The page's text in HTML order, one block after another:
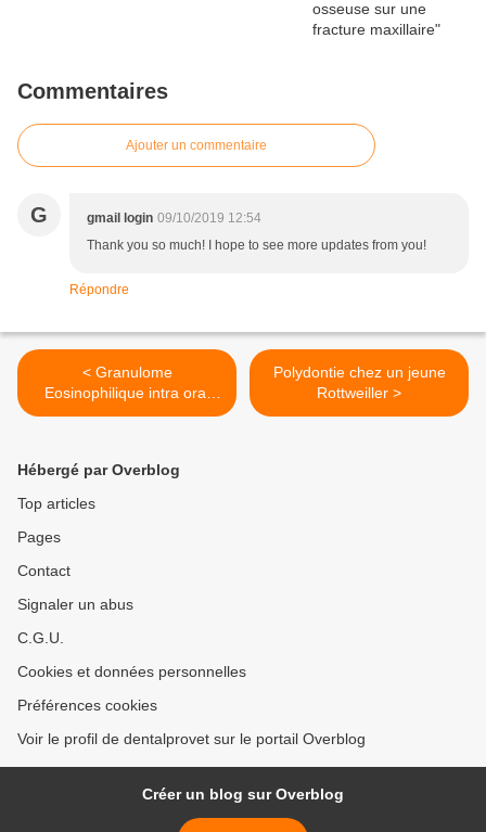
Commentaires
Ajouter un commentaire
G gmail login 09/10/2019 12:54
Thank you so much! I hope to see more updates from you!
Répondre
< Granulome
Eosinophilique intra oral
chez un chat
Polydontie chez un jeune
Rottweiller >
Hébergé par Overblog
Top articles
Pages
Contact
Signaler un abus
C.G.U.
Cookies et données personnelles
Préférences cookies
Voir le profil de dentalprovet sur le portail Overblog
Créer un blog sur Overblog